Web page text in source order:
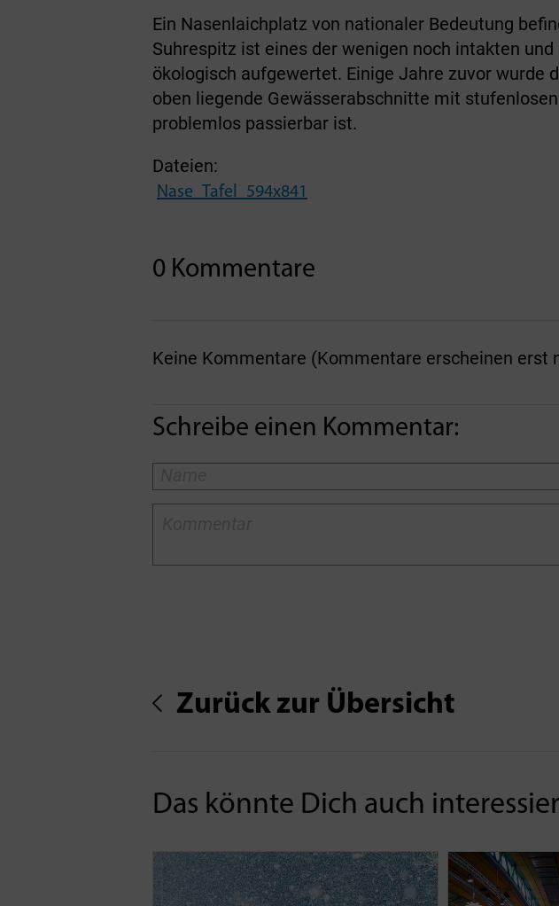
Ein Nasenlaichplatz von nationaler Bedeutung
Suhrespitz ist eines der wenigen noch intakten
ökologisch aufgewertet. Einige Jahre zuvor wurde
oben liegende Gewässerabschnitte mit
problemlos passierbar ist.
Dateien:
Nase_Tafel_594x841
0 Kommentare
Keine Kommentare (Kommentare erscheinen erst
Schreibe einen Kommentar:
Zurück zur Übersicht
Das könnte Dich auch